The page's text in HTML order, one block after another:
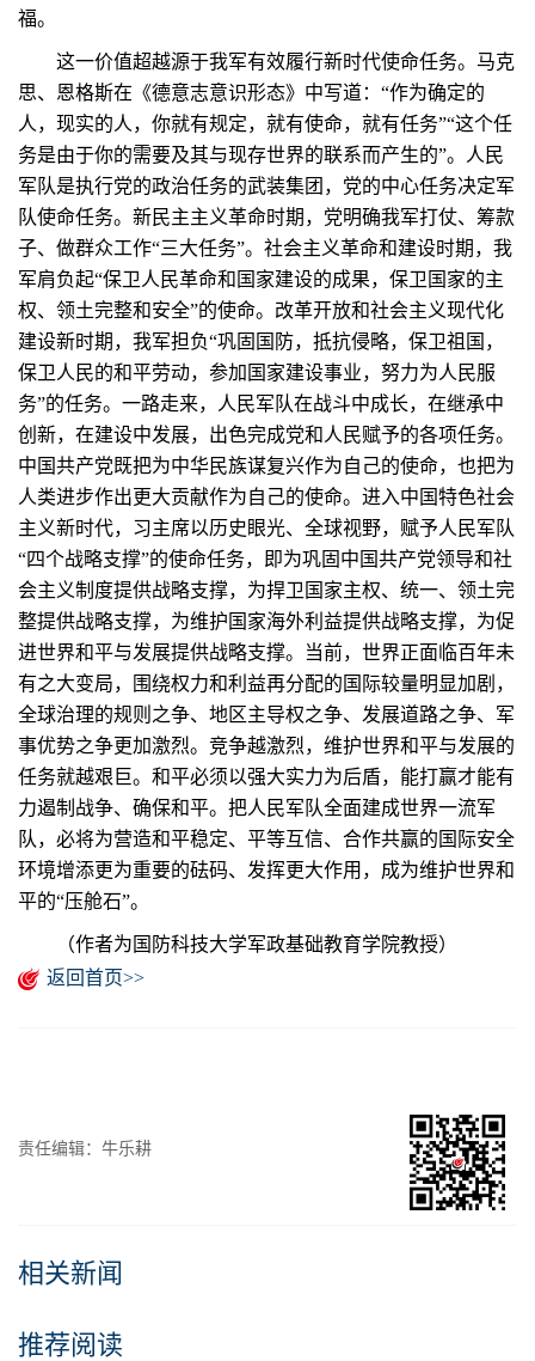
福。
这一价值超越源于我军有效履行新时代使命任务。马克
思、恩格斯在《德意志意识形态》中写道：“作为确定的
人，现实的人，你就有规定，就有使命，就有任务”“这个任
务是由于你的需要及其与现存世界的联系而产生的”。人民
军队是执行党的政治任务的武装集团，党的中心任务决定军
队使命任务。新民主主义革命时期，党明确我军打仗、筹款
子、做群众工作“三大任务”。社会主义革命和建设时期，我
军肩负起“保卫人民革命和国家建设的成果，保卫国家的主
权、领土完整和安全”的使命。改革开放和社会主义现代化
建设新时期，我军担负“巩固国防，抵抗侵略，保卫祖国，
保卫人民的和平劳动，参加国家建设事业，努力为人民服
务”的任务。一路走来，人民军队在战斗中成长，在继承中
创新，在建设中发展，出色完成党和人民赋予的各项任务。
中国共产党既把为中华民族谋复兴作为自己的使命，也把为
人类进步作出更大贡献作为自己的使命。进入中国特色社会
主义新时代，习主席以历史眼光、全球视野，赋予人民军队
“四个战略支撑”的使命任务，即为巩固中国共产党领导和社
会主义制度提供战略支撑，为捍卫国家主权、统一、领土完
整提供战略支撑，为维护国家海外利益提供战略支撑，为促
进世界和平与发展提供战略支撑。当前，世界正面临百年未
有之大变局，围绕权力和利益再分配的国际较量明显加剧，
全球治理的规则之争、地区主导权之争、发展道路之争、军
事优势之争更加激烈。竞争越激烈，维护世界和平与发展的
任务就越艰巨。和平必须以强大实力为后盾，能打赢才能有
力遏制战争、确保和平。把人民军队全面建成世界一流军
队，必将为营造和平稳定、平等互信、合作共赢的国际安全
环境增添更为重要的砝码、发挥更大作用，成为维护世界和
平的“压舱石”。
（作者为国防科技大学军政基础教育学院教授）
返回首页>>
责任编辑：牛乐耕
相关新闻
推荐阅读